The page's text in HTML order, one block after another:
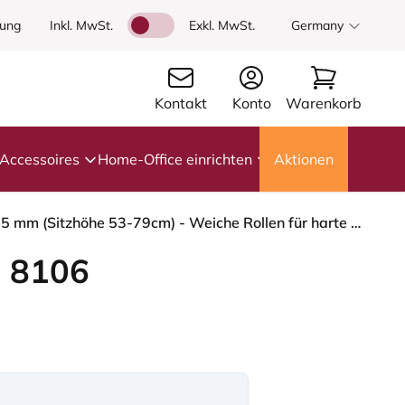
Inkl. MwSt. Exkl. MwSt. Germany
Kontakt Konto Warenkorb
Accessoires Home-Office einrichten Aktionen
HÅG Capisco 8106 - Capture (Gabriel) - Wolle / Polyamid - CPT5101 - Green-grey - Schwarz - 265 mm (Sitzhöhe 53-79cm) - Weiche Rollen für harte Böden
8106